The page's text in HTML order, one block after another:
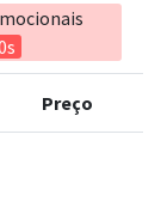
Preço